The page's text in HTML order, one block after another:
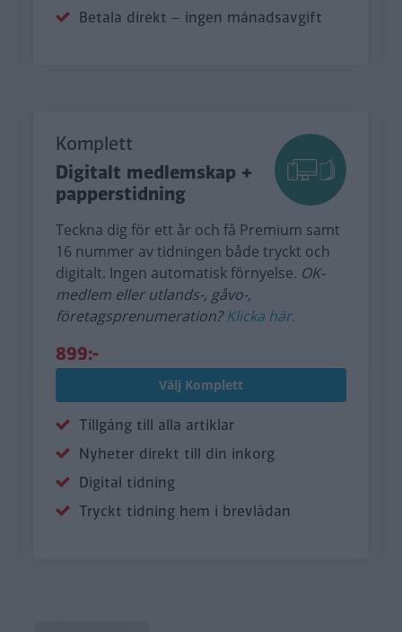
Betala direkt – ingen månadsavgift
Komplett
Digitalt medlemskap +
papperstidning
Teckna dig för ett år och få Premium samt
16 nummer av tidningen både tryckt och
digitalt. Ingen automatisk förnyelse. OK-
medlem eller utlands-, gåvo-,
företagsprenumeration?Klicka här.
899:-
Välj Komplett
Tillgång till alla artiklar
Nyheter direkt till din inkorg
Digital tidning
Tryckt tidning hem i brevlådan